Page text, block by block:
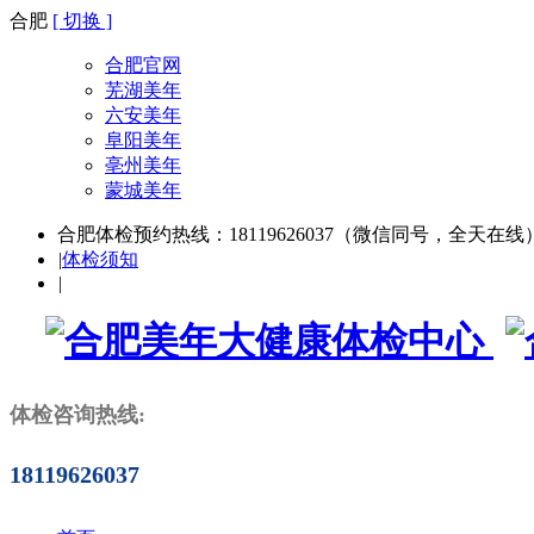
合肥 [ 切换 ]
合肥官网
芜湖美年
六安美年
阜阳美年
亳州美年
蒙城美年
合肥体检预约热线：18119626037（微信同号，全天在线
|体检须知
|
体检咨询热线:
18119626037